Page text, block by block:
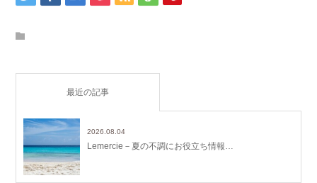
最近の記事
2026.08.04
Lemercie－夏の不調にお役立ち情報…